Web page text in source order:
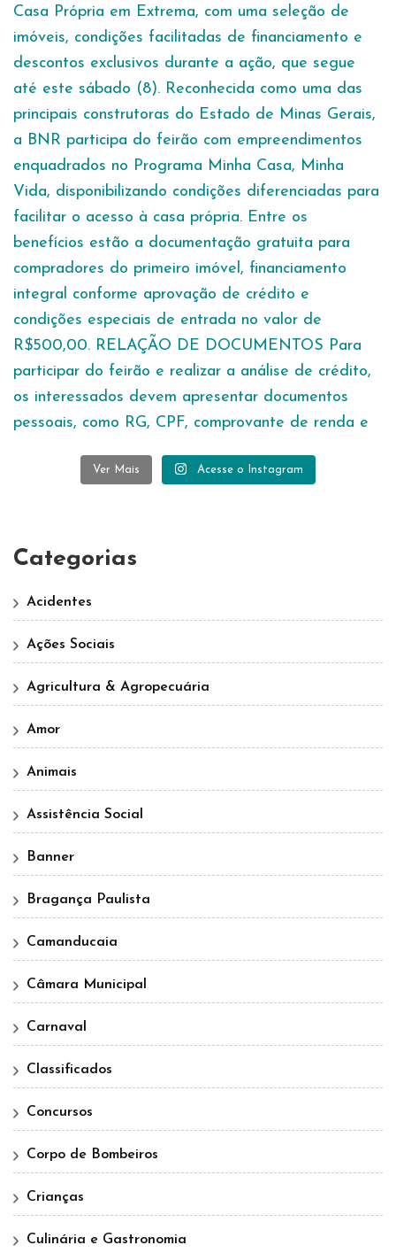
Ver Mais Acesse o Instagram
Categorias
Acidentes
Ações Sociais
Agricultura & Agropecuária
Amor
Animais
Assistência Social
Banner
Bragança Paulista
Camanducaia
Câmara Municipal
Carnaval
Classificados
Concursos
Corpo de Bombeiros
Crianças
Culinária e Gastronomia